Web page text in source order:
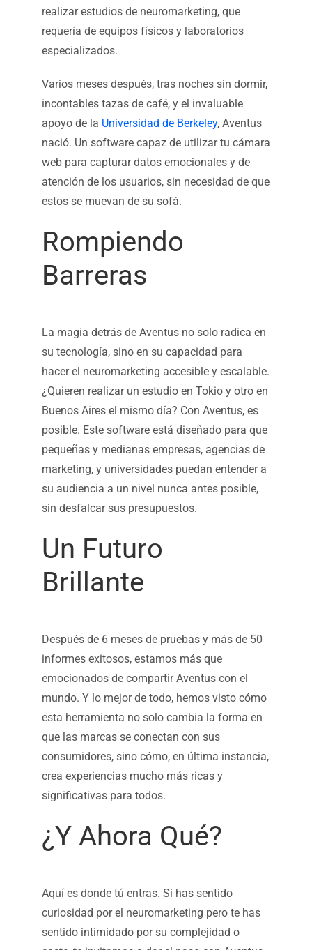
realizar estudios de neuromarketing, que
requería de equipos físicos y laboratorios
especializados.
Varios meses después, tras noches sin dormir,
incontables tazas de café, y el invaluable
apoyo de la Universidad de Berkeley, Aventus
nació. Un software capaz de utilizar tu cámara
web para capturar datos emocionales y de
atención de los usuarios, sin necesidad de que
estos se muevan de su sofá.
Rompiendo
Barreras
La magia detrás de Aventus no solo radica en
su tecnología, sino en su capacidad para
hacer el neuromarketing accesible y escalable.
¿Quieren realizar un estudio en Tokio y otro en
Buenos Aires el mismo día? Con Aventus, es
posible. Este software está diseñado para que
pequeñas y medianas empresas, agencias de
marketing, y universidades puedan entender a
su audiencia a un nivel nunca antes posible,
sin desfalcar sus presupuestos.
Un Futuro
Brillante
Después de 6 meses de pruebas y más de 50
informes exitosos, estamos más que
emocionados de compartir Aventus con el
mundo. Y lo mejor de todo, hemos visto cómo
esta herramienta no solo cambia la forma en
que las marcas se conectan con sus
consumidores, sino cómo, en última instancia,
crea experiencias mucho más ricas y
significativas para todos.
¿Y Ahora Qué?
Aquí es donde tú entras. Si has sentido
curiosidad por el neuromarketing pero te has
sentido intimidado por su complejidad o